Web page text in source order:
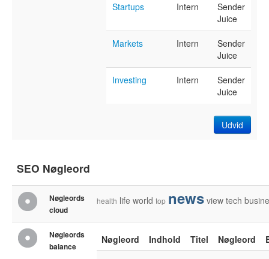
Startups Intern
Sender
Juice
Markets Intern
Sender
Juice
Investing Intern
Sender
Juice
Udvid
SEO Nøgleord
Nøgleords
cloud
health life world top news view tech
Nøgleords
balance
Nøgleord Indhold Titel Nøgleord